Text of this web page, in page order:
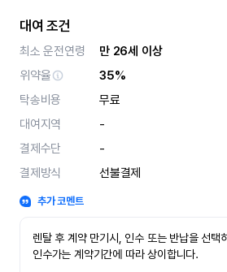
대여 조건
최소 운전연령
만 26세 이상
위약율
35%
탁송비용
무료
대여지역
-
결제수단
-
결제방식
선불결제
추가 코멘트
렌탈 후 계약 만기시, 인수 또는 반납을 선택
인수가는 계약기간에 따라 상이합니다.